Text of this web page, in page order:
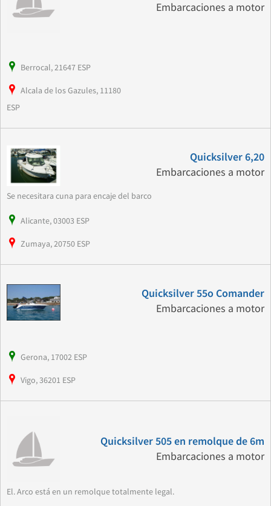
Embarcaciones a motor
Berrocal, 21647 ESP
Alcala de los Gazules, 11180
ESP
Quicksilver 6,20
Embarcaciones a motor
Se necesitara cuna para encaje del barco
Alicante, 03003 ESP
Zumaya, 20750 ESP
Quicksilver 55o Comander
Embarcaciones a motor
Gerona, 17002 ESP
Vigo, 36201 ESP
Quicksilver 505 en remolque de 6m
Embarcaciones a motor
El. Arco está en un remolque totalmente legal.